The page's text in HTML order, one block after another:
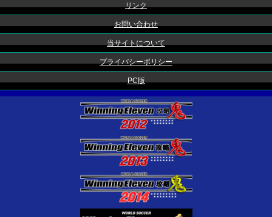
リンク
お問い合わせ
当サイトについて
プライバシーポリシー
PC版